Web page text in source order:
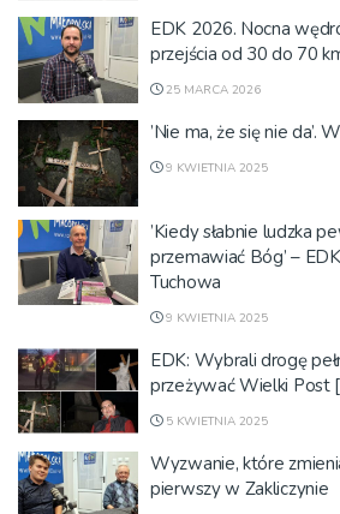
EDK 2026. Nocna
przejścia od 30 do 70
25 MARCA 2026
’Nie ma, że się nie da’.
9 KWIETNIA 2025
’Kiedy słabnie ludzka
przemawiać Bóg’ –
Tuchowa
9 KWIETNIA 2025
EDK: Wybrali drogę
przeżywać Wielki Post
5 KWIETNIA 2025
Wyzwanie, które
pierwszy w Zakliczynie